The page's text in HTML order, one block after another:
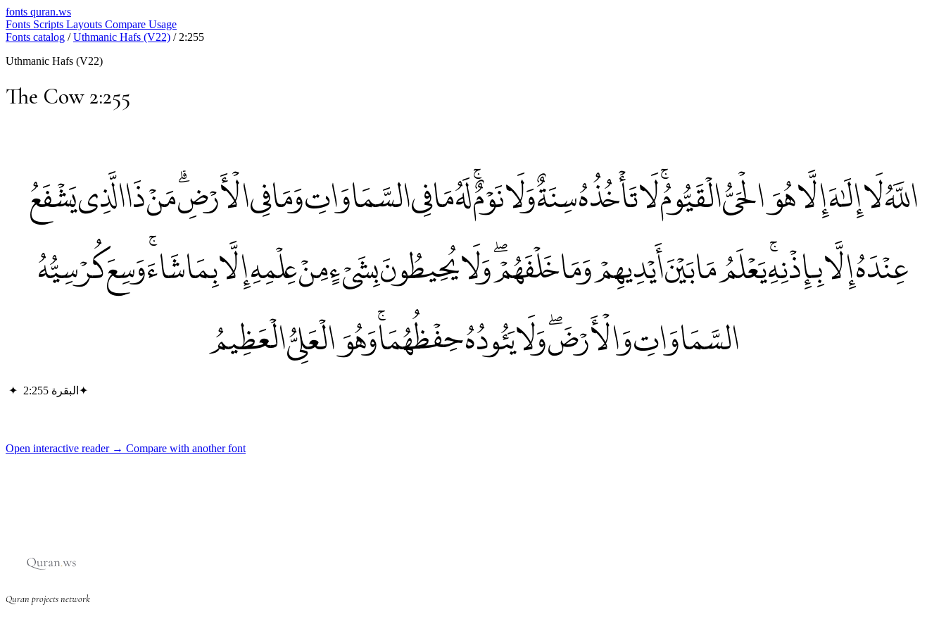
fonts quran.ws
Fonts Scripts Layouts Compare Usage
Fonts catalog / Uthmanic Hafs (V22) / 2:255
Uthmanic Hafs (V22)
The Cow 2:255
اللَّهُ لَا إِلَٰهَ إِلَّا هُوَ الْحَيُّ الْقَيُّومُۚ لَا تَأْخُذُهُ سِنَةٌ وَلَا نَوْمٌۚ لَهُ مَا فِي السَّمَاوَاتِ وَمَا فِي الْأَرْضِۗ مَنْ ذَا الَّذِي يَشْفَعُ
عِنْدَهُ إِلَّا بِإِذْنِهِۚ يَعْلَمُ مَا بَيْنَ أَيْدِيهِمْ وَمَا خَلْفَهُمْۖ وَلَا يُحِيطُونَ بِشَيْءٍ مِنْ عِلْمِهِ إِلَّا بِمَا شَاءَۚ وَسِعَ كُرْسِيُّهُ
السَّمَاوَاتِ وَالْأَرْضَۖ وَلَا يَئُودُهُ حِفْظُهُمَاۚ وَهُوَ الْعَلِيُّ الْعَظِيمُ
✦ البقرة 2:255 ✦
Open interactive reader → Compare with another font
Quran projects network